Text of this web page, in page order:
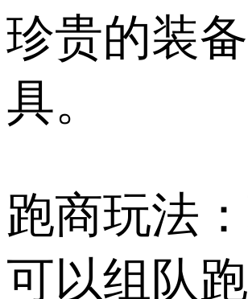
珍贵的装
具。
跑商玩法
可以组队跑